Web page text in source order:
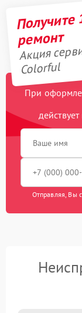
ремонт
Акция
Colorful
При
Отправляя, Вы